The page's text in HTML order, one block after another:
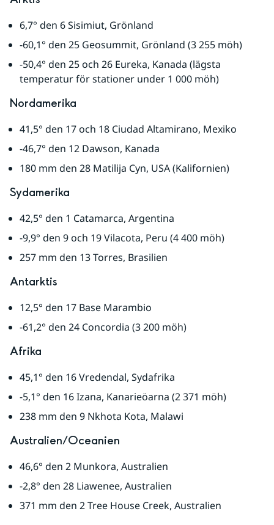
6,7° den 6 Sisimiut, Grönland
-60,1° den 25 Geosummit, Grönland (3 255 möh)
-50,4° den 25 och 26 Eureka, Kanada (lägsta
temperatur för stationer under 1 000 möh)
Nordamerika
41,5° den 17 och 18 Ciudad Altamirano, Mexiko
-46,7° den 12 Dawson, Kanada
180 mm den 28 Matilija Cyn, USA (Kalifornien)
Sydamerika
42,5° den 1 Catamarca, Argentina
-9,9° den 9 och 19 Vilacota, Peru (4 400 möh)
257 mm den 13 Torres, Brasilien
Antarktis
12,5° den 17 Base Marambio
-61,2° den 24 Concordia (3 200 möh)
Afrika
45,1° den 16 Vredendal, Sydafrika
-5,1° den 16 Izana, Kanarieöarna (2 371 möh)
238 mm den 9 Nkhota Kota, Malawi
Australien/Oceanien
46,6° den 2 Munkora, Australien
-2,8° den 28 Liawenee, Australien
371 mm den 2 Tree House Creek, Australien